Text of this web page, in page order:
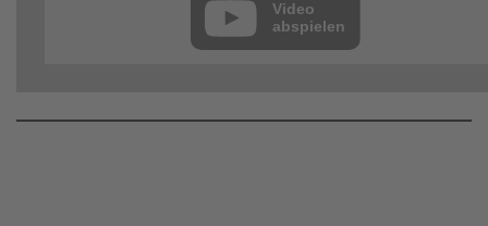
Video
abspielen